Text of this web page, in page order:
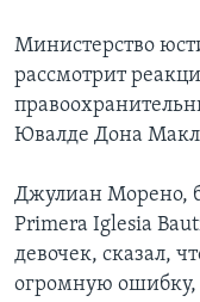
Министерство
рассмотрит
Ювалде Дона
Джулиан Морено,
Primera Iglesia
девочек, сказал,
огромную ошибку,